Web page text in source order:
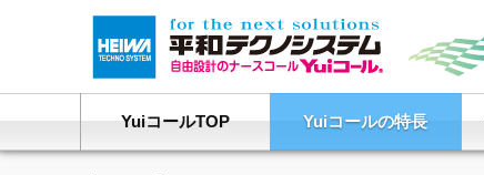
YuiコールTOP Yuiコールの特長